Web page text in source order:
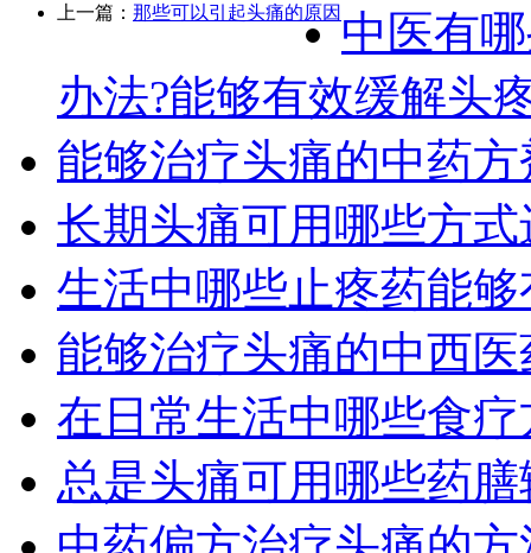
上一篇： 那些可以引起头痛的原因 中医有
办法?能够有效缓解头
能够治疗头痛的中药
长期头痛可用哪些方
生活中哪些止疼药能
能够治疗头痛的中西
在日常生活中哪些食
总是头痛可用哪些药